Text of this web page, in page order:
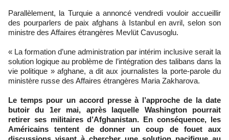
Parallèlement, la Turquie a annoncé vendredi vouloir accueillir
des pourparlers de paix afghans à Istanbul en avril, selon son
ministre des Affaires étrangères Mevlüt Cavusoglu.
« La formation d’une administration par intérim inclusive serait la
solution logique au problème de l’intégration des talibans dans la
vie politique » afghane, a dit aux journalistes la porte-parole du
ministère russe des Affaires étrangères Maria Zakharova.
Le temps pour un accord presse à l’approche de la date
butoir du 1er mai, après laquelle Washington pourrait
retirer ses militaires d’Afghanistan. En conséquence, les
Américains tentent de donner un coup de fouet aux